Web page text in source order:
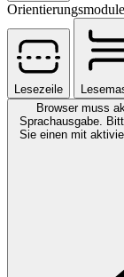
Orientierungsmodule
Lesezeile
Browser muss
Sprachausgabe.
Sie einen mit